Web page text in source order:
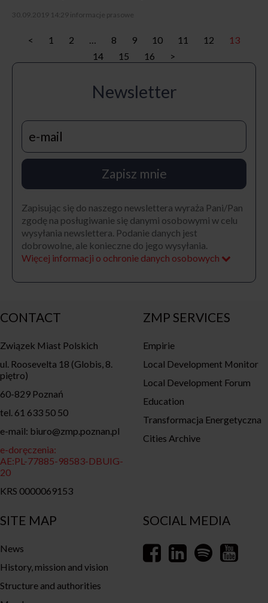
30.09.2019 14:29 informacje prasowe
< 1 2 8 9 10 11 12
13
14
15 16 >
Newsletter
Zapisz mnie
Zapisując się do naszego newslettera wyraża Pani/Pan
zgodę na posługiwanie się danymi osobowymi w celu
wysyłania newslettera. Podanie danych jest
dobrowolne, ale konieczne do jego wysyłania.
Więcej informacji o ochronie danych osobowych
SITE MAP
News
History, mission and vision
Structure and authorities
CONTACT
Związek Miast Polskich
ul. Roosevelta 18 (Globis, 8.
piętro)
60-829 Poznań
tel. 61 633 50 50
e-mail: biuro@zmp.poznan.pl
e-doręczenia:
AE:PL-77885-98583-DBUIG-
20
KRS 0000069153
ZMP SERVICES
Empirie
Local Development Monitor
Local Development Forum
Education
Transformacja Energetyczna
Cities Archive
SOCIAL MEDIA